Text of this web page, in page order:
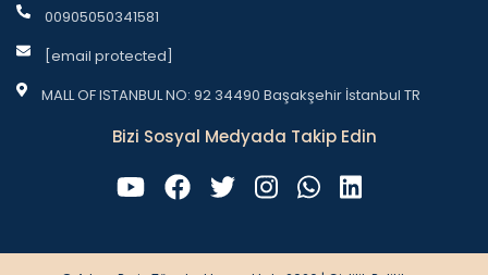
00905050341581
[email protected]
MALL OF ISTANBUL NO: 92 34490 Başakşehir İstanbul TR
Bizi Sosyal Medyada Takip Edin